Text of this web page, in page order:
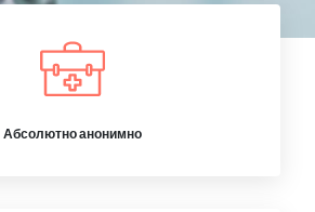
Абсолютно анонимно